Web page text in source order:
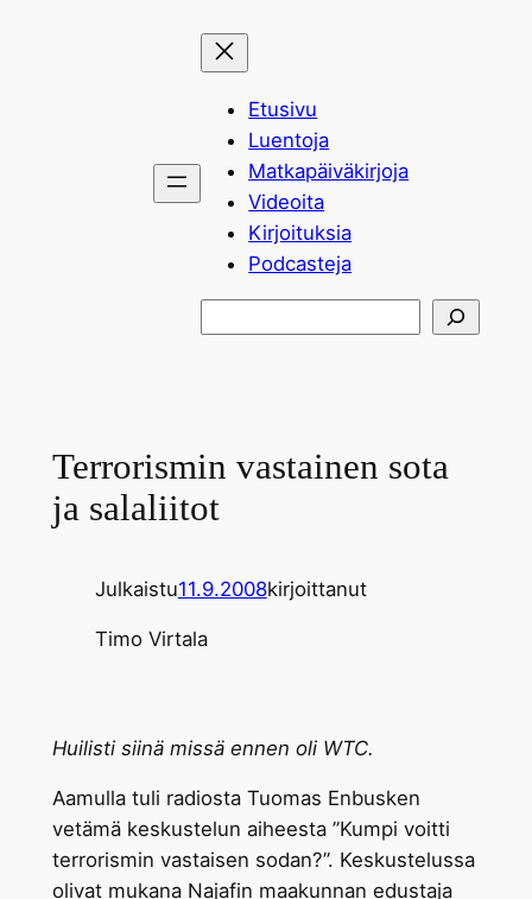
Etusivu
Luentoja
Matkapäiväkirjoja
Videoita
Kirjoituksia
Podcasteja
Terrorismin vastainen sota
ja salaliitot
Julkaistu11.9.2008kirjoittanut
Timo Virtala
Huilisti siinä missä ennen oli WTC.
Aamulla tuli radiosta Tuomas Enbusken
vetämä keskustelun aiheesta ”Kumpi voitti
terrorismin vastaisen sodan?”. Keskustelussa
olivat mukana Najafin maakunnan edustaja